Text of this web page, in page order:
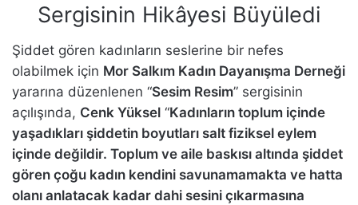
Sergisinin Hikâyesi Büyüledi
Şiddet gören kadınların seslerine bir nefes
olabilmek için Mor Salkım Kadın Dayanışma Derneği
yararına düzenlenen “Sesim Resim” sergisinin
açılışında, Cenk Yüksel “Kadınların toplum içinde
yaşadıkları şiddetin boyutları salt fiziksel eylem
içinde değildir. Toplum ve aile baskısı altında şiddet
gören çoğu kadın kendini savunamamakta ve hatta
olanı anlatacak kadar dahi sesini çıkarmasına